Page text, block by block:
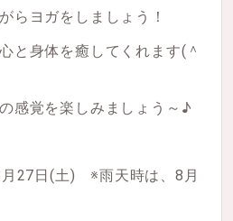
らヨガをしましょう！
と身体を癒してくれます(＾
感覚を楽しみましょう～♪
日(土) ※雨天時は、8月